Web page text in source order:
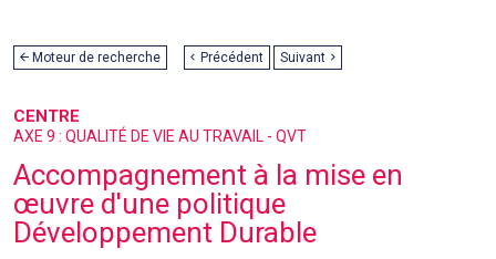
Moteur de recherche Précédent Suivant
CENTRE
AXE 9 : QUALITÉ DE VIE AU TRAVAIL - QVT
Accompagnement à la mise en
œuvre d'une politique
Développement Durable